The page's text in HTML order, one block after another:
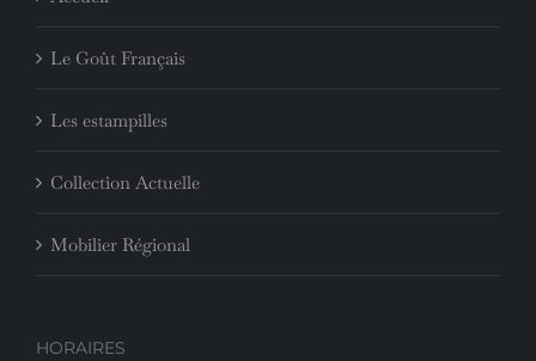
Le Goût Français
Les estampilles
Collection Actuelle
Mobilier Régional
HORAIRES